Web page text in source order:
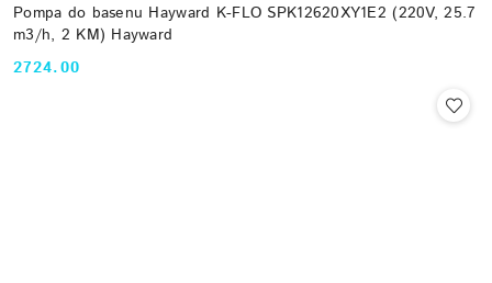
Pompa do basenu Hayward K-FLO SPK12620XY1E2 (220V, 25.7
m3/h, 2 KM) Hayward
Cena:
2724.00